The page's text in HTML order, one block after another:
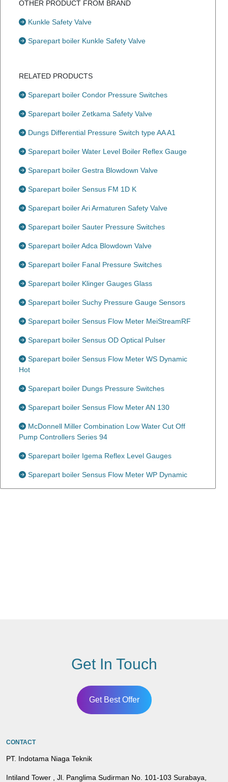
OTHER PRODUCT FROM BRAND
Kunkle Safety Valve
Sparepart boiler Kunkle Safety Valve
RELATED PRODUCTS
Sparepart boiler Condor Pressure Switches
Sparepart boiler Zetkama Safety Valve
Dungs Differential Pressure Switch type AA A1
Sparepart boiler Water Level Boiler Reflex Gauge
Sparepart boiler Gestra Blowdown Valve
Sparepart boiler Sensus FM 1D K
Sparepart boiler Ari Armaturen Safety Valve
Sparepart boiler Sauter Pressure Switches
Sparepart boiler Adca Blowdown Valve
Sparepart boiler Fanal Pressure Switches
Sparepart boiler Klinger Gauges Glass
Sparepart boiler Suchy Pressure Gauge Sensors
Sparepart boiler Sensus Flow Meter MeiStreamRF
Sparepart boiler Sensus OD Optical Pulser
Sparepart boiler Sensus Flow Meter WS Dynamic
Hot
Sparepart boiler Dungs Pressure Switches
Sparepart boiler Sensus Flow Meter AN 130
McDonnell Miller Combination Low Water Cut Off
Pump Controllers Series 94
Sparepart boiler Igema Reflex Level Gauges
Sparepart boiler Sensus Flow Meter WP Dynamic
Get In Touch
Get Best Offer
CONTACT
PT. Indotama Niaga Teknik
Intiland Tower , Jl. Panglima Sudirman No. 101-103 Surabaya,